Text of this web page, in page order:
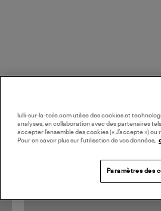
lulli-sur-la-toile.com utilise des cookies et
analyses, en collaboration avec des partenaires
accepter l’ensemble des cookies (« J’accepte »)
Pour en savoir plus sur l’utilisation de vos données,
Paramètres des